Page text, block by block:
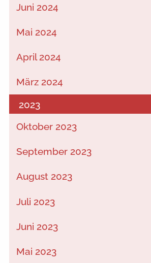
Juni 2024
Mai 2024
April 2024
März 2024
2023
Oktober 2023
September 2023
August 2023
Juli 2023
Juni 2023
Mai 2023